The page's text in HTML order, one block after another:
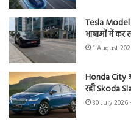
Tesla
भाषाओं में कर
1 August
Honda City
रही Skoda
30 July 2026